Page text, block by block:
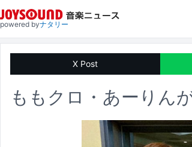
powered byナタリー
X Post
ももクロ・あーりん